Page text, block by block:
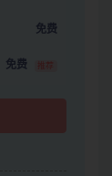
免费
免费 推荐